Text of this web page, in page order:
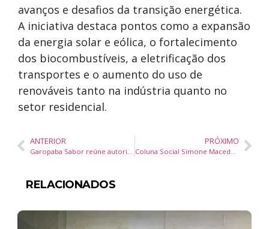
avanços e desafios da transição energética.
A iniciativa destaca pontos como a expansão
da energia solar e eólica, o fortalecimento
dos biocombustíveis, a eletrificação dos
transportes e o aumento do uso de
renováveis tanto na indústria quanto no
setor residencial.
ANTERIOR PRÓXIMO
RELACIONADOS